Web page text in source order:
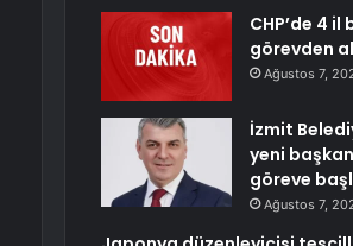
CHP’de 4 il
görevden
Ağustos 7,
İzmit
yeni başkan
göreve
Ağustos 7,